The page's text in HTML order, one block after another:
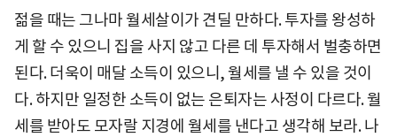
젊을 때는 그나마 월세살이가 견딜 만하다. 투자를 왕성하
게 할 수 있으니 집을 사지 않고 다른 데 투자해서 벌충하면
된다. 더욱이 매달 소득이 있으니, 월세를 낼 수 있을 것이
다. 하지만 일정한 소득이 없는 은퇴자는 사정이 다르다. 월
세를 받아도 모자랄 지경에 월세를 낸다고 생각해 보라. 나